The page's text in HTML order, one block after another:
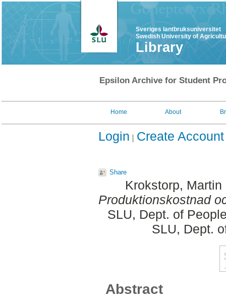
Sveriges lantbruksuniversitet
Swedish University of
Library
Epsilon Archive for Student
Home About
Login Create Account
Share
Krokstorp, Martin
Produktionskostnad
SLU, Dept. of
SLU, Dept.
Abstract